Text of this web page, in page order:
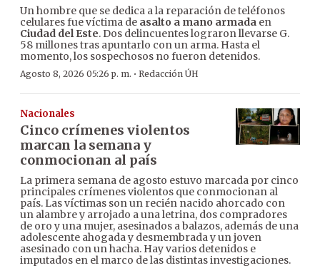
Un hombre que se dedica a la reparación de teléfonos
celulares fue víctima de asalto a mano armada en
Ciudad del Este. Dos delincuentes lograron llevarse G.
58 millones tras apuntarlo con un arma. Hasta el
momento, los sospechosos no fueron detenidos.
Agosto 8, 2026 05:26 p. m. · Redacción ÚH
Nacionales
Cinco crímenes violentos
marcan la semana y
conmocionan al país
La primera semana de agosto estuvo marcada por cinco
principales crímenes violentos que conmocionan al
país. Las víctimas son un recién nacido ahorcado con
un alambre y arrojado a una letrina, dos compradores
de oro y una mujer, asesinados a balazos, además de una
adolescente ahogada y desmembrada y un joven
asesinado con un hacha. Hay varios detenidos e
imputados en el marco de las distintas investigaciones.